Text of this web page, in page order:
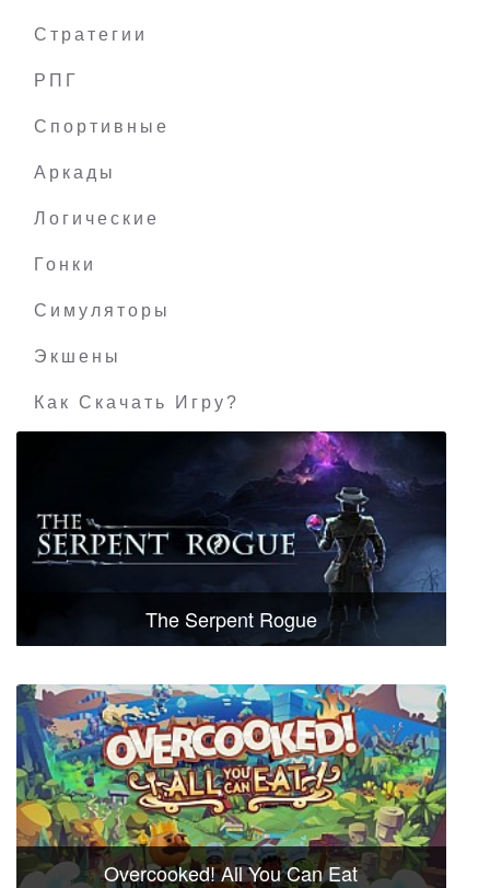
Стратегии
РПГ
Спортивные
Аркады
Логические
Гонки
Симуляторы
Экшены
Как Скачать Игру?
The Serpent Rogue
Overcooked! All You Can Eat